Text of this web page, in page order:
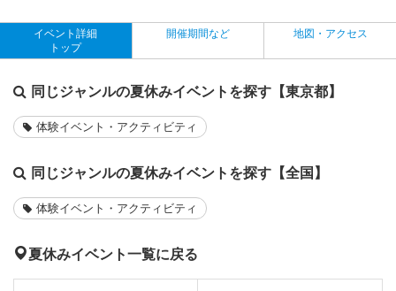
イベント詳細
トップ
開催期間など 地図・アクセス
同じジャンルの夏休みイベントを探す【東京都】
体験イベント・アクティビティ
同じジャンルの夏休みイベントを探す【全国】
体験イベント・アクティビティ
夏休みイベント一覧に戻る